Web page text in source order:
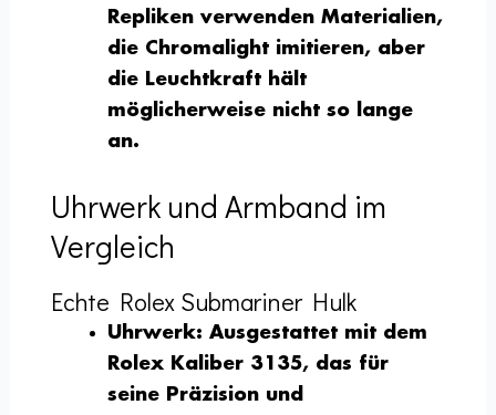
Repliken verwenden Materialien,
die Chromalight imitieren, aber
die Leuchtkraft hält
möglicherweise nicht so lange
an.
Uhrwerk und Armband im
Vergleich
Echte Rolex Submariner Hulk
Uhrwerk: Ausgestattet mit dem
Rolex Kaliber 3135, das für
seine Präzision und